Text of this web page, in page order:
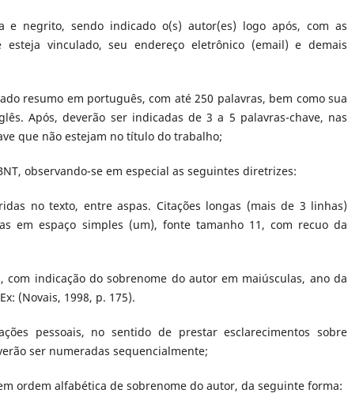
negrito, sendo indicado o(s) autor(es) logo após, com as
vinculado, seu endereço eletrônico (email) e demais
resumo em português, com até 250 palavras, bem como sua
Após, deverão ser indicadas de 3 a 5 palavras-chave, nas
que não estejam no título do trabalho;
observando-se em especial as seguintes diretrizes:
no texto, entre aspas. Citações longas (mais de 3 linhas)
em espaço simples (um), fonte tamanho 11, com recuo da
indicação do sobrenome do autor em maiúsculas, ano da
(Novais, 1998, p. 175).
pessoais, no sentido de prestar esclarecimentos sobre
ser numeradas sequencialmente;
ordem alfabética de sobrenome do autor, da seguinte forma: